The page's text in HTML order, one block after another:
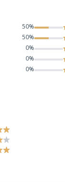
50%
50%
0%
0%
0%